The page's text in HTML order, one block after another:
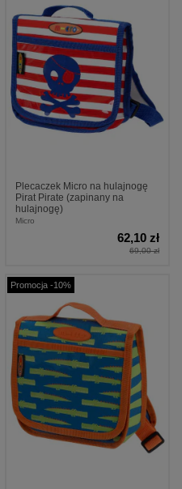
Plecaczek Micro na hulajnogę
Pirat Pirate (zapinany na
hulajnogę)
Micro
62,10 zł
69,00 zł
Promocja -10%